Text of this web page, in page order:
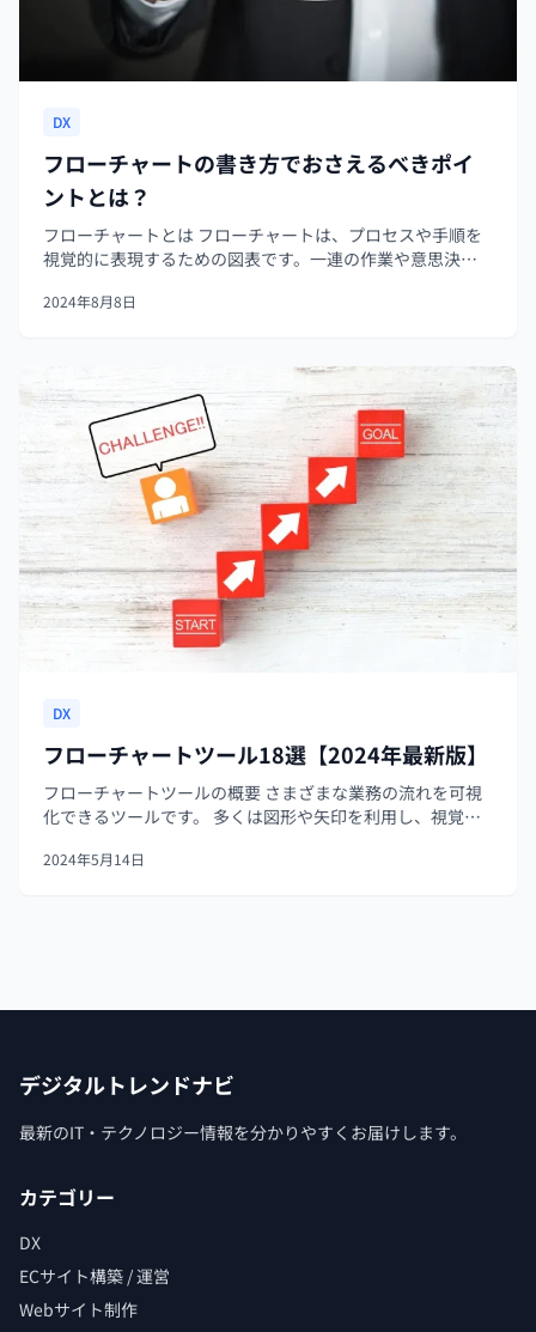
DX
フローチャートの書き方でおさえるべきポイ
ントとは？
フローチャートとは フローチャートは、プロセスや手順を
視覚的に表現するための図表です。一連の作業や意思決定
のです。 主に、業務プロセス、アルゴリズム、ワークフロ
2024年8月8日
DX
フローチャートツール18選【2024年最新版】
フローチャートツールの概要 さまざまな業務の流れを可視
化できるツールです。 多くは図形や矢印を利用し、視覚的
できるものも多く、フローチャートを作成する人にとっ
2024年5月14日
デジタルトレンドナビ
最新のIT・テクノロジー情報を分かりやすくお届けします。
カテゴリー
DX
ECサイト構築 / 運営
Webサイト制作